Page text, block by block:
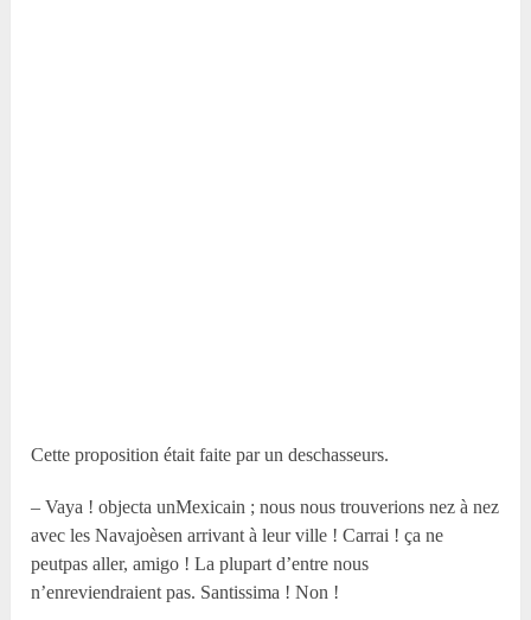
Cette proposition était faite par un deschasseurs.
– Vaya ! objecta unMexicain ; nous nous trouverions nez à nez
avec les Navajoèsen arrivant à leur ville ! Carrai ! ça ne
peutpas aller, amigo ! La plupart d’entre nous
n’enreviendraient pas. Santissima ! Non !